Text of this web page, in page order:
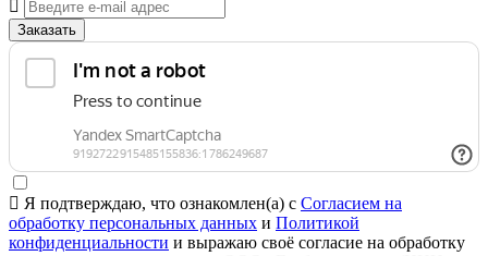
Заказать
Я подтверждаю, что ознакомлен(а) с Согласием на
обработку персональных данных и Политикой
конфиденциальности и выражаю своё согласие на обработку